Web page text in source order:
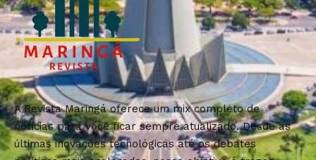
A Revista Maringá oferece um mix completo de
notícias para você ficar sempre atualizado. Desde as
últimas inovações tecnológicas até os debates